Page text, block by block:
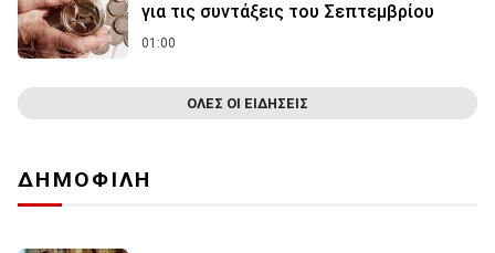
για τις συντάξεις του Σεπτεμβρίου
01:00
ΟΛΕΣ ΟΙ ΕΙΔΗΣΕΙΣ
ΔΗΜΟΦΙΛΗ